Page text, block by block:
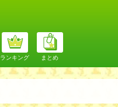
ランキング まとめ